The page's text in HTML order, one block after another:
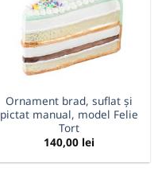
Ornament brad, suflat și
pictat manual, model Felie
Tort
140,00 lei